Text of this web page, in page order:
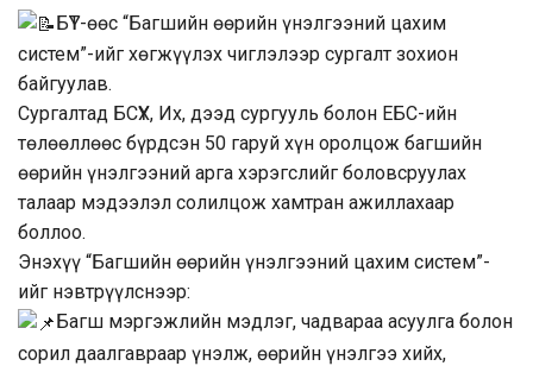
БҮТ-өөс “Багшийн өөрийн үнэлгээний цахим
систем”-ийг хөгжүүлэх чиглэлээр сургалт зохион
байгуулав.
Сургалтад БСҮХ, Их, дээд сургууль болон ЕБС-ийн
төлөөллөөс бүрдсэн 50 гаруй хүн оролцож багшийн
өөрийн үнэлгээний арга хэрэгслийг боловсруулах
талаар мэдээлэл солилцож хамтран ажиллахаар
боллоо.
Энэхүү “Багшийн өөрийн үнэлгээний цахим систем”-
ийг нэвтрүүлснээр:
Багш мэргэжлийн мэдлэг, чадвараа асуулга болон
сорил даалгавраар үнэлж, өөрийн үнэлгээ хийх,